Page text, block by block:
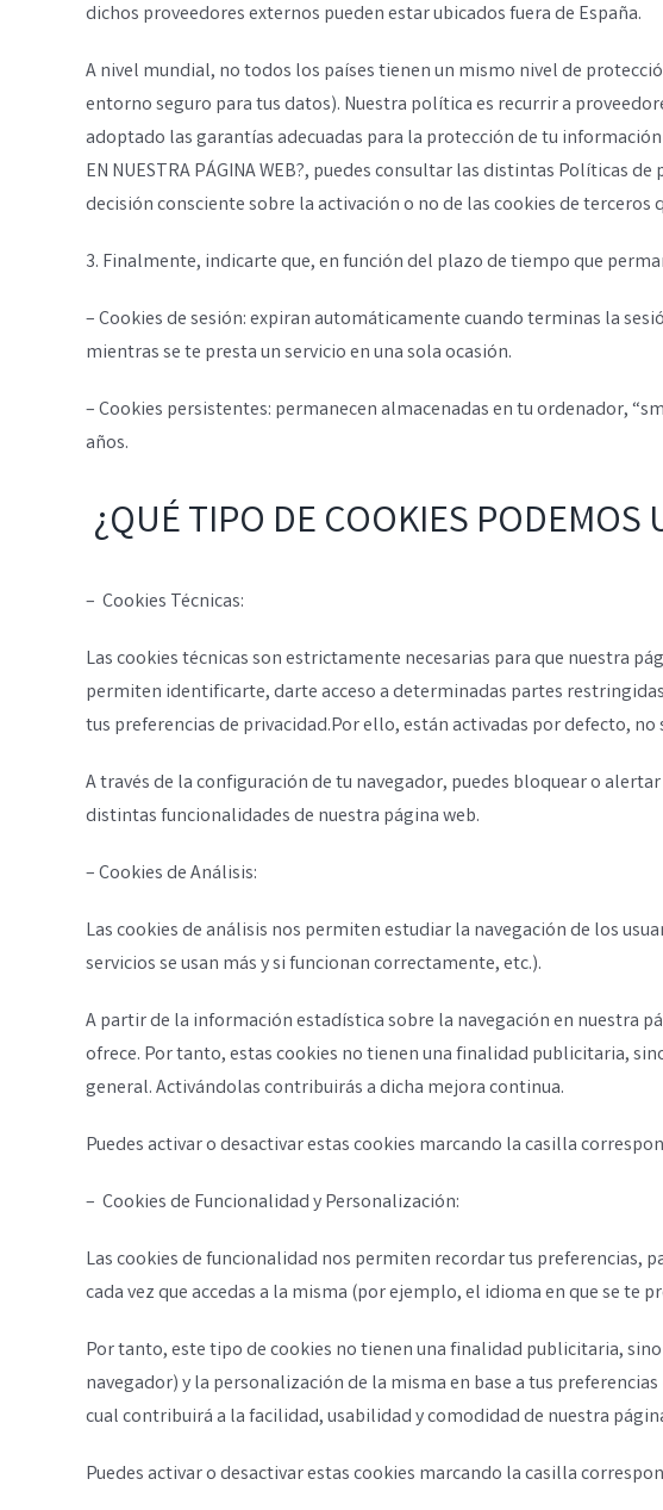
dichos proveedores externos pueden estar ubicados fuera de España.
A nivel mundial, no todos los países tienen un mismo nivel de
entorno seguro para tus datos). Nuestra política es recurrir a
adoptado las garantías adecuadas para la protección de tu información
EN NUESTRA PÁGINA WEB?, puedes consultar las distintas Políticas
decisión consciente sobre la activación o no de las cookies de terceros
3. Finalmente, indicarte que, en función del plazo de tiempo que
– Cookies de sesión: expiran automáticamente cuando terminas la
mientras se te presta un servicio en una sola ocasión.
– Cookies persistentes: permanecen almacenadas en tu ordenador,
años.
¿QUÉ TIPO DE COOKIES PODEMOS
– Cookies Técnicas:
Las cookies técnicas son estrictamente necesarias para que nuestra
permiten identificarte, darte acceso a determinadas partes
tus preferencias de privacidad.Por ello, están activadas por defecto,
A través de la configuración de tu navegador, puedes bloquear o
distintas funcionalidades de nuestra página web.
– Cookies de Análisis:
Las cookies de análisis nos permiten estudiar la navegación de los
servicios se usan más y si funcionan correctamente, etc.).
A partir de la información estadística sobre la navegación en nuestra
ofrece. Por tanto, estas cookies no tienen una finalidad publicitaria,
general. Activándolas contribuirás a dicha mejora continua.
Puedes activar o desactivar estas cookies marcando la casilla
– Cookies de Funcionalidad y Personalización:
Las cookies de funcionalidad nos permiten recordar tus preferencias,
cada vez que accedas a la misma (por ejemplo, el idioma en que se
Por tanto, este tipo de cookies no tienen una finalidad publicitaria,
navegador) y la personalización de la misma en base a tus
cual contribuirá a la facilidad, usabilidad y comodidad de nuestra
Puedes activar o desactivar estas cookies marcando la casilla